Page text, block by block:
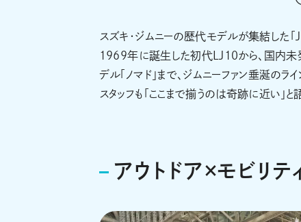
スズキ・ジムニーの歴代モデルが集結した
1969年に誕生した初代LJ10から、国内未
デル「ノマド」まで、ジムニーファン垂涎のラ
スタッフも「ここまで揃うのは奇跡に近い」
アウトドア×モビリ